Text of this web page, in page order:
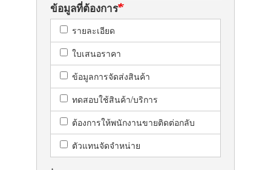
ข้อมูลที่ต้องการ
รายละเอียด
ใบเสนอราคา
ข้อมูลการจัดส่งสินค้า
ทดสอบใช้สินค้า/บริการ
ต้องการให้พนักงานขายติดต่อกลับ
ตัวแทนจัดจำหน่าย